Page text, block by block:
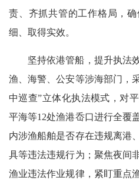
责、齐抓共管的工作格局，
细、取得实效。
坚持依港管船，提升执法
渔、海警、公安等涉海部门，
中巡查”立体化执法模式，对
平海等12处渔港岙口进行全覆
内涉渔船舶是否存在违规离港
具等违法违规行为；聚焦夜间
渔业违法作业规律，紧盯重点